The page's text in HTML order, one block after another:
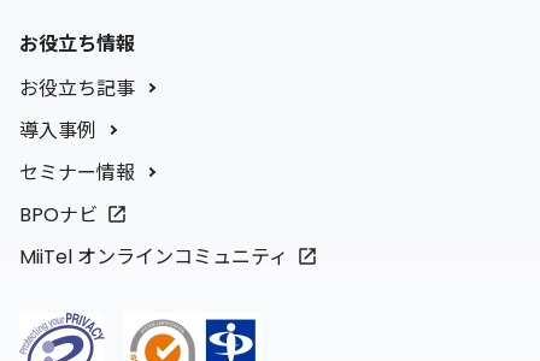
お役立ち情報
お役立ち記事
導入事例
セミナー情報
BPOナビ
MiiTel オンラインコミュニティ